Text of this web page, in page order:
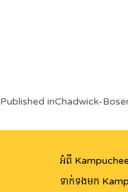
Post
navigation
Published inChadwick-
អំពី
ទាក់ទងមក